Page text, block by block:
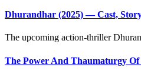
Dhurandhar (2025) — Cast,
The upcoming action-thriller
The Power And Thaumaturgy Of